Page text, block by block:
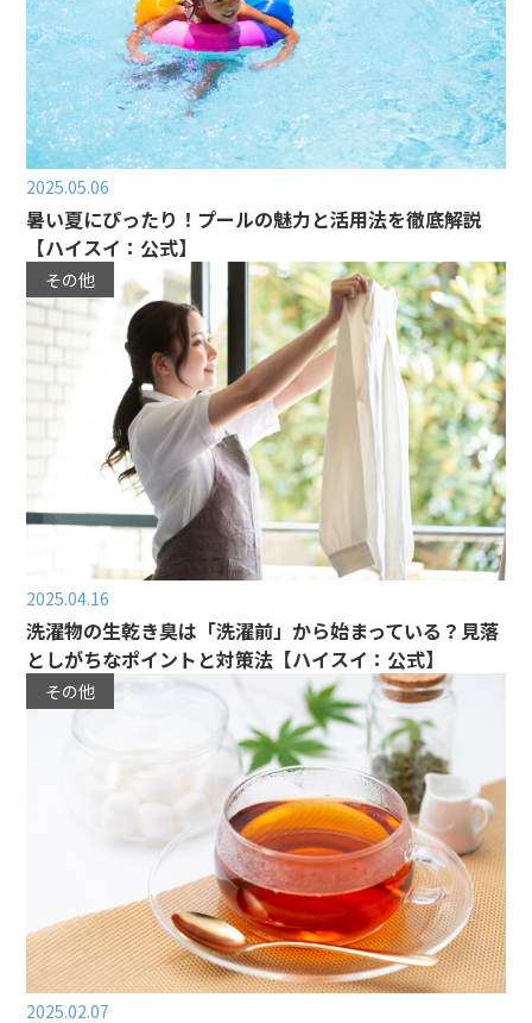
2025.05.06
暑い夏にぴったり！プールの魅力と活用法を徹底解説
【ハイスイ：公式】
その他
2025.04.16
洗濯物の生乾き臭は「洗濯前」から始まっている？見落
としがちなポイントと対策法【ハイスイ：公式】
その他
2025.02.07